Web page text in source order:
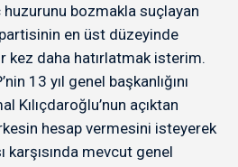
bozmakla suçlayan
partisinin en üst düzeyinde
kez daha hatırlatmak isterim.
13 yıl genel başkanlığını
Kılıçdaroğlu’nun açıktan
hesap vermesini isteyerek
karşısında mevcut genel